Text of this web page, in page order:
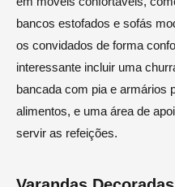
bancos estofados e sofás
os convidados de forma
interessante incluir uma
bancada com pia e armários
alimentos, e uma área de
servir as refeições.